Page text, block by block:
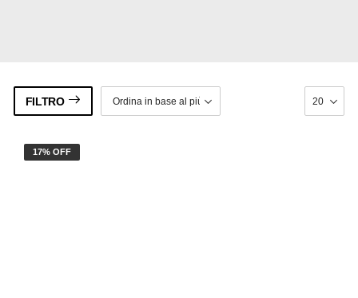
FILTRO
17% OFF